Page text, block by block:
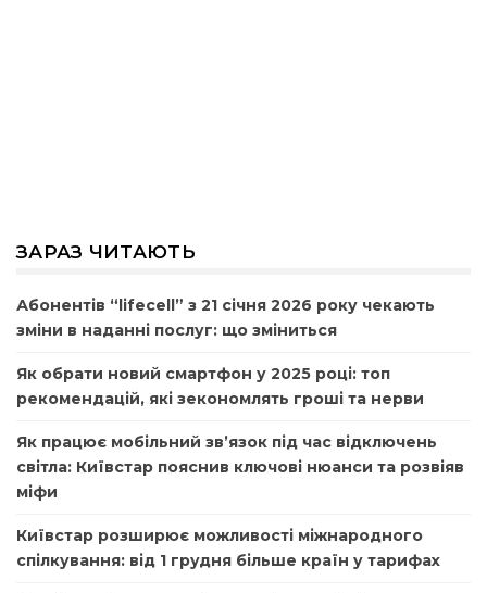
ЗАРАЗ ЧИТАЮТЬ
Абонентів “lifecell” з 21 січня 2026 року чекають
зміни в наданні послуг: що зміниться
Як обрати новий смартфон у 2025 році: топ
рекомендацій, які зекономлять гроші та нерви
Як працює мобільний зв’язок під час відключень
світла: Київстар пояснив ключові нюанси та розвіяв
міфи
Київстар розширює можливості міжнародного
спілкування: від 1 грудня більше країн у тарифах